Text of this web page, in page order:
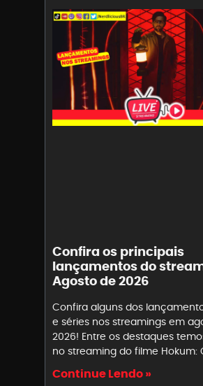
Confira os principais
lançamentos do
Agosto de 2026
Confira alguns dos
e séries nos streamings em
2026! Entre os destaques
no streaming do filme Hokum:
Continue Lendo »